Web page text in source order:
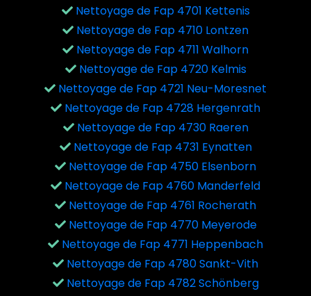
Nettoyage de Fap 4701 Kettenis
Nettoyage de Fap 4710 Lontzen
Nettoyage de Fap 4711 Walhorn
Nettoyage de Fap 4720 Kelmis
Nettoyage de Fap 4721 Neu-Moresnet
Nettoyage de Fap 4728 Hergenrath
Nettoyage de Fap 4730 Raeren
Nettoyage de Fap 4731 Eynatten
Nettoyage de Fap 4750 Elsenborn
Nettoyage de Fap 4760 Manderfeld
Nettoyage de Fap 4761 Rocherath
Nettoyage de Fap 4770 Meyerode
Nettoyage de Fap 4771 Heppenbach
Nettoyage de Fap 4780 Sankt-Vith
Nettoyage de Fap 4782 Schönberg